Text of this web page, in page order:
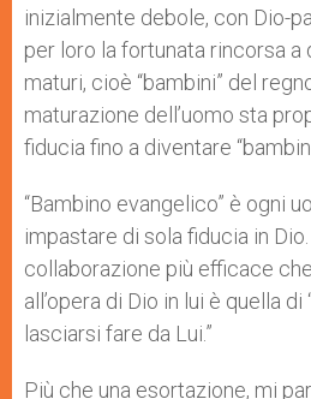
inizialmente debole, con Dio-
per loro la fortunata rincorsa a
maturi, cioè “bambini” del
maturazione dell’uomo sta
fiducia fino a diventare
“Bambino evangelico” è ogni
impastare di sola fiducia in
collaborazione più efficace
all’opera di Dio in lui è quella
lasciarsi fare da Lui.”
Più che una esortazione, mi